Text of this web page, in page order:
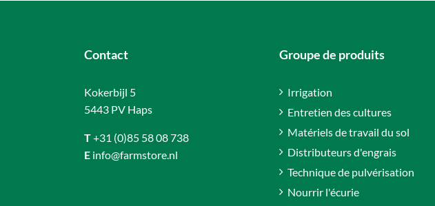
Contact
Kokerbijl 5
5443 PV Haps
T+31 (0)85 58 08 738
E info@farmstore.nl
Groupe de produits
Irrigation
Entretien des cultures
Matériels de travail du sol
Distributeurs d'engrais
Technique de pulvérisation
Nourrir l'écurie